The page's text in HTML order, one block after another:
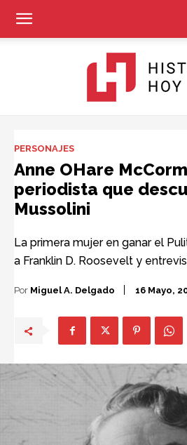
Hoy
PERSONAJES
Anne OHare
periodista que
Mussolini
La primera mujer en ganar el
a Franklin D. Roosevelt y
Por Miguel A. Delgado 16 Mayo,